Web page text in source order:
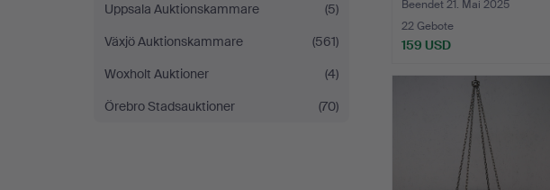
Uppsala Auktionskammare
(5)
Växjö Auktionskammare
(561)
Woxholt Auktioner
(4)
Örebro Stadsauktioner
(70)
Pris…
Beendet 21. Mai 2025
22 Gebote
159 USD